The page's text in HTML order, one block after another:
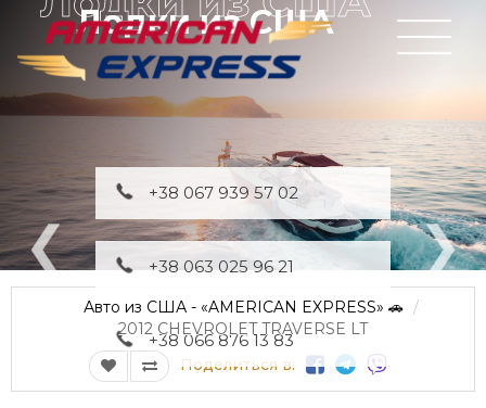
Лодки из США
+38 067 939 57 02
+38 063 025 96 21
+38 066 876 13 83
Авто из США - «AMERICAN EXPRESS» 🚗
2012 CHEVROLET TRAVERSE LT
Поделиться в: